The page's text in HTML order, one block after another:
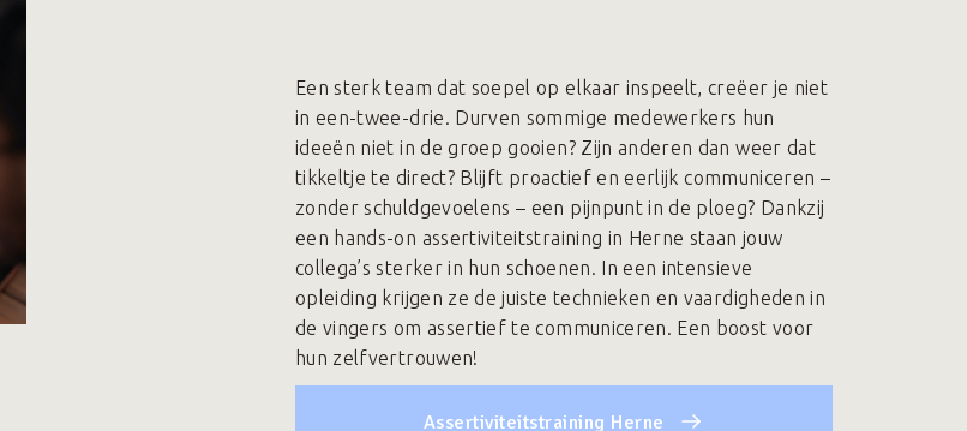
Een sterk team dat soepel op elkaar inspeelt, creëer je niet
in een-twee-drie. Durven sommige medewerkers hun
ideeën niet in de groep gooien? Zijn anderen dan weer dat
tikkeltje te direct? Blijft proactief en eerlijk communiceren –
zonder schuldgevoelens – een pijnpunt in de ploeg? Dankzij
een hands-on assertiviteitstraining in Herne staan jouw
collega’s sterker in hun schoenen. In een intensieve
opleiding krijgen ze de juiste technieken en vaardigheden in
de vingers om assertief te communiceren. Een boost voor
hun zelfvertrouwen!
Assertiviteitstraining Herne